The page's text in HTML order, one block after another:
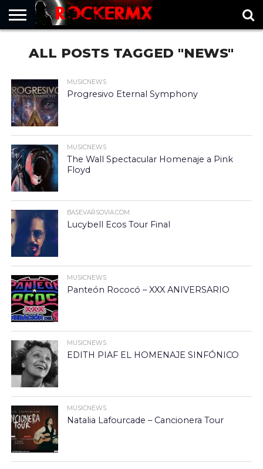
MUSICNEWS
FRAGMENTOS
ROCKERMX
BASEVARSOVIA
PUNTOROCK
ALL POSTS TAGGED "NEWS"
MUSICNEWS
Progresivo Eternal Symphony
MUSICNEWS
The Wall Spectacular Homenaje a Pink
Floyd
BASEVARSOVIA.COM
Lucybell Ecos Tour Final
MUSICNEWS
Panteón Rococó – XXX ANIVERSARIO
MUSICNEWS
EDITH PIAF EL HOMENAJE SINFÓNICO
MUSICNEWS
Natalia Lafourcade – Cancionera Tour